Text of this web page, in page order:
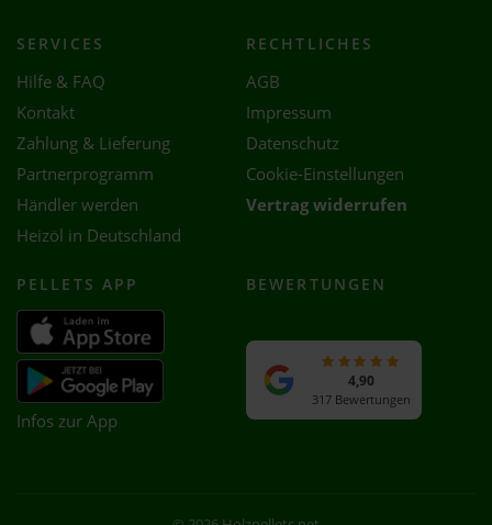
SERVICES
Hilfe & FAQ
Kontakt
Zahlung & Lieferung
Partnerprogramm
Händler werden
Heizöl in Deutschland
RECHTLICHES
AGB
Impressum
Datenschutz
Cookie-Einstellungen
Vertrag widerrufen
PELLETS APP
Infos zur App
BEWERTUNGEN
4,90
317 Bewertungen